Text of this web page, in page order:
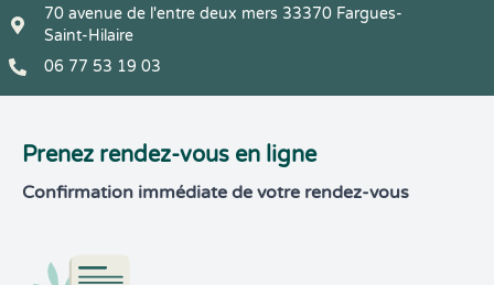
70 avenue de l'entre deux mers 33370 Fargues-
Saint-Hilaire
06 77 53 19 03
Prenez rendez-vous en ligne
Confirmation immédiate de votre rendez-vous